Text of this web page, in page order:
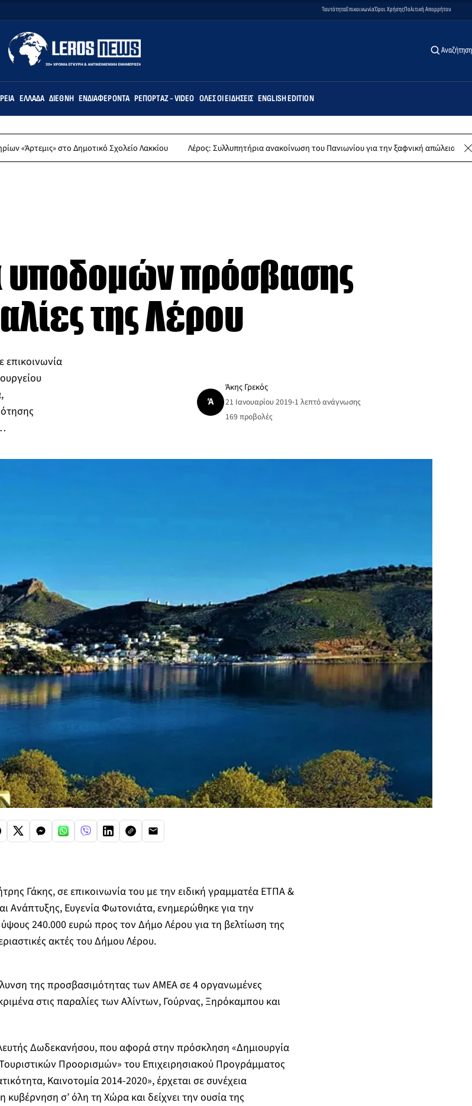
ΤαυτότηταΕπικοινωνίαΌροι ΧρήσηςΠολιτική Απορρήτου
Αναζήτηση
ΕΛΛΆΔΑ ΔΙΕΘΝΉ ΕΝΔΙΑΦΈΡΟΝΤΑ ΡΕΠΟΡΤΆΖ - VIDEO ΌΛΕΣ ΟΙ ΕΙΔΉΣΕΙΣ ENGLISH EDITION
στο Δημοτικό Σχολείο Λακκίου Λέρος: Συλλυπητήρια ανακοίνωση του Πανιωνίου για την ξαφνική απώλεια του Δημήτρη
υποδομών πρόσβασης
της Λέρου
Ά
Άκης Γρεκός
21 Ιανουαρίου 2019•1 λεπτό ανάγνωσης
169 προβολές
Γάκης, σε επικοινωνία του με την ειδική γραμματέα ΕΤΠΑ &
Ανάπτυξης, Ευγενία Φωτονιάτα, ενημερώθηκε για την
240.000 ευρώ προς τον Δήμο Λέρου για τη βελτίωση της
ακτές του Δήμου Λέρου.
της προσβασιμότητας των ΑΜΕΑ σε 4 οργανωμένες
στις παραλίες των Αλίντων, Γούρνας, Ξηρόκαμπου και
Δωδεκανήσου, που αφορά στην πρόσκληση «Δημιουργία
Προορισμών» του Επιχειρησιακού Προγράμματος
Καινοτομία 2014-2020», έρχεται σε συνέχεια
σ’ όλη τη Χώρα και δείχνει την ουσία της